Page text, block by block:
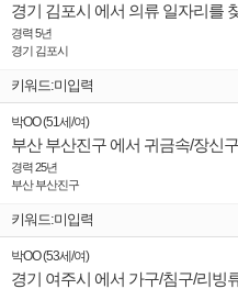
경력 5년
경기 김포시
키워드:미입력
박OO(51세 /여)
경력 25년
부산 부산진구
키워드:미입력
박OO(53세 /여)